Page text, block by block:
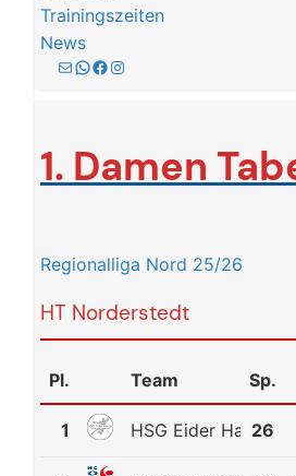
Trainingszeiten
News
E-Mail0160-1400691
Facebook
1. Damen
Regionalliga Nord 25/26
HT Norderstedt
Pl. Team Sp.
1 HSG Eider Harde
26